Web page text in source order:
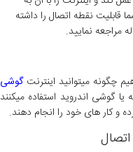
قابلیت نقطه اتصال را داشته
مراجعه نمایید.
چگونه میتوانید اینترنتگوشی
یا گوشی اندروید استفاده میکنند
و کار های خود را انجام دهند.